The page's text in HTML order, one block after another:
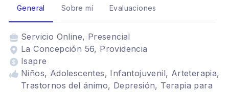
General Sobre mí Evaluaciones
Servicio Online, Presencial
La Concepción 56, Providencia
Isapre
Niños, Adolescentes, Infantojuvenil, Arteterapia,
Trastornos del ánimo, Depresión, Terapia para